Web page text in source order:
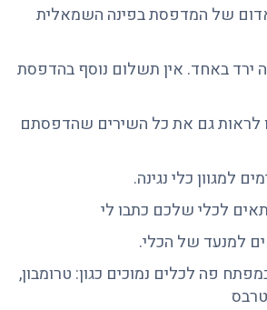
של המדפסת בפינה השמאלית
ירד באחד. אין תשלום נוסף בהדפסת
לראות גם את כל השירים שהדפסתם
למגוון כלי נגינה.
לכלי שלכם כתבו לי
למנעד של הכלי.
פה לכלים נמוכים כגון: טרומבון,